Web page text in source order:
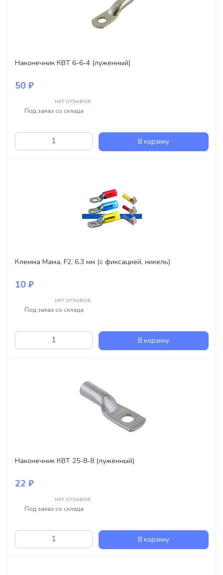
Наконечник КВТ 6-6-4 (луженный)
50 ₽
нет отзывов
Под заказ со склада
В корзину
Клемма Мама, F2, 6.3 мм (с фиксацией, никель)
10 ₽
нет отзывов
Под заказ со склада
В корзину
Наконечник КВТ 25-8-8 (луженный)
22 ₽
нет отзывов
Под заказ со склада
В корзину